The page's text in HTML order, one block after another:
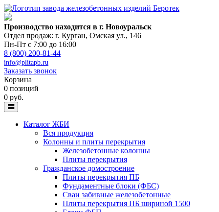
Производство находится в г. Новоуральск
Отдел продаж: г. Курган, Омская ул., 146
Пн-Пт с 7:00 до 16:00
8 (800) 200-81-44
info@plitapb.ru
Заказать звонок
Корзина
0 позиций
0 руб.
Каталог ЖБИ
Вся продукция
Колонны и плиты перекрытия
Железобетонные колонны
Плиты перекрытия
Гражданское домостроение
Плиты перекрытия ПБ
Фундаментные блоки (ФБС)
Сваи забивные железобетонные
Плиты перекрытия ПБ шириной 1500